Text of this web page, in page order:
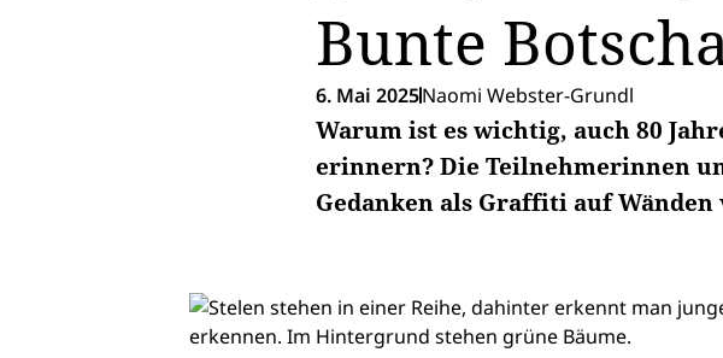
Bunte
6. Mai 2025Naomi Webster-Grundl
Warum ist es wichtig, auch 80
erinnern? Die Teilnehmerinnen
Gedanken als Graffiti auf